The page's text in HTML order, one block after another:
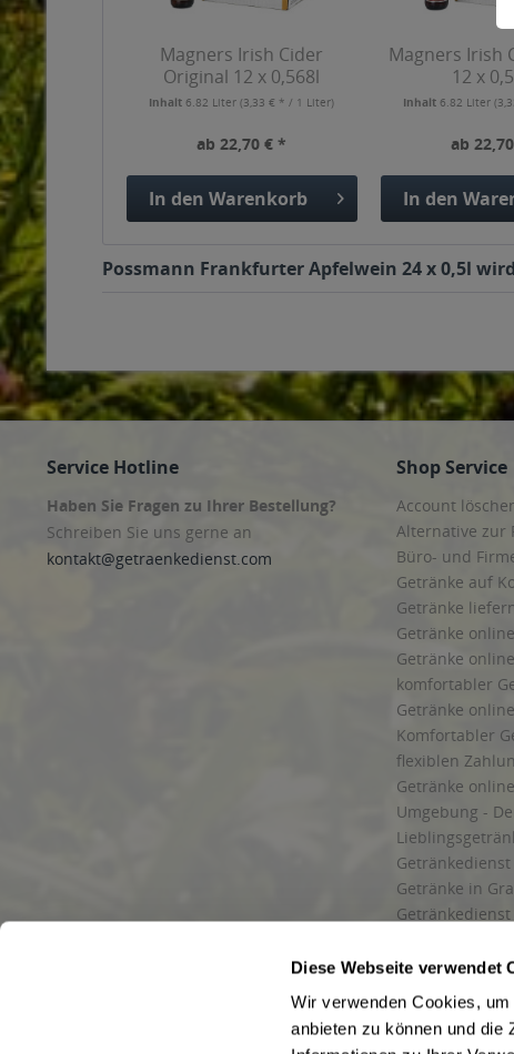
Diese Webseite verwendet
Wir verwenden Cookies,
anbieten zu können und die
Magners Irish Cider
Original 12 x 0,568l
Inhalt 6.82 Liter(3,33 € * / 1 Liter)
ab 22,70 € *
In den Warenkorb
Magners Irish
12 x
Inhalt 6.82 Liter
ab
In den
Possmann Frankfurter Apfelwein 24 x 0,5l
Service Hotline
Haben Sie Fragen zu Ihrer Bestellung?
Schreiben Sie uns gerne an
kontakt@getraenkedienst.com
Shop Service
Account
Alternative zur
Büro- und
Getränke auf
Getränke
Getränke
Getränke
komfortabler
Getränke
Komfortabler
flexiblen
Getränke
Umgebung -
Getränke in
und Umgebung
Liefergebiet
Lieferservice